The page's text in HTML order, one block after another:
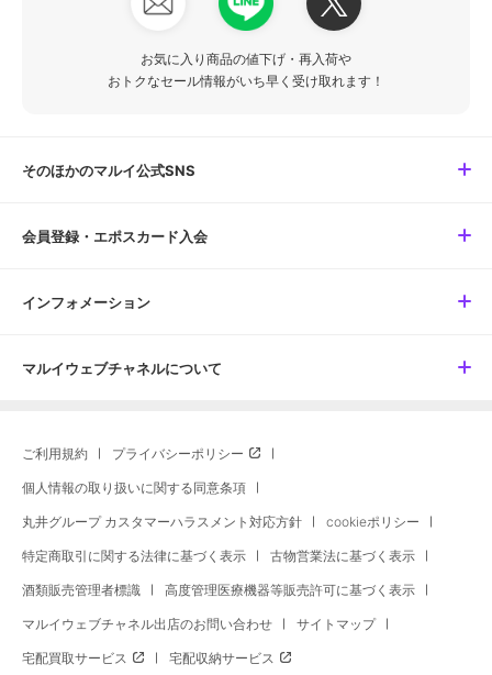
お気に入り商品の値下げ・再入荷や
おトクなセール情報がいち早く受け取れます！
そのほかのマルイ公式SNS
会員登録・エポスカード入会
インフォメーション
マルイウェブチャネルについて
ご利用規約 プライバシーポリシー
個人情報の取り扱いに関する同意条項
丸井グループ カスタマーハラスメント対応方針 cookieポリシー
特定商取引に関する法律に基づく表示 古物営業法に基づく表示
酒類販売管理者標識 高度管理医療機器等販売許可に基づく表示
マルイウェブチャネル出店のお問い合わせ サイトマップ
宅配買取サービス 宅配収納サービス